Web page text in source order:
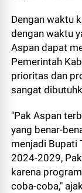
Dengan waktu
dengan waktu
Aspan dapat
Pemerintah
prioritas dan
sangat
"Pak Aspan
yang benar-
menjadi Bupati
2024-2029,
karena
coba-coba,"